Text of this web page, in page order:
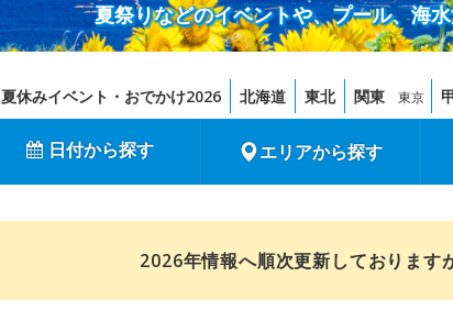
夏祭りなどのイベントや、プール、海
夏休みイベント・おでかけ2026 北海道 東北 関東 東京
日付から探す エリアから探す
2026年情報へ順次更新しております